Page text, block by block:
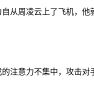
从周凌云上了飞机，他
注意力不集中，攻击